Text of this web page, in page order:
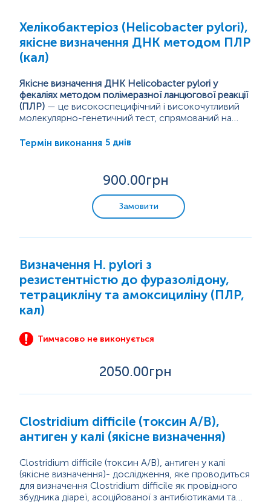
Хелікобактеріоз (Helicobacter pylori),
якісне визначення ДНК методом ПЛР
(кал)
Якісне визначення ДНК Helicobacter pylori у
фекаліях методом полімеразної ланцюгової реакції
(ПЛР) — це високоспецифічний і високочутливий
молекулярно-генетичний тест, спрямований на
бактерії H. pylori у зразках калу. Метод ґрунтується
збудника незалежно від його життєздатності,
концентрації або впливу медикаментозних
Термін виконання 5 днів
900.00грн
Замовити
Визначення H. pylori з
резистентністю до фуразолідону,
тетрацикліну та амоксициліну (ПЛР,
кал)
Тимчасово не виконується
2050.00грн
Clostridium difficile (токсин A/B),
антиген у калі (якісне визначення)
Clostridium difficile (токсин A/B), антиген у калі
(якісне визначення)- дослідження, яке проводиться
для визначення Clostridium difficile як провідного
збудника діареї, асоційованої з антибіотиками та